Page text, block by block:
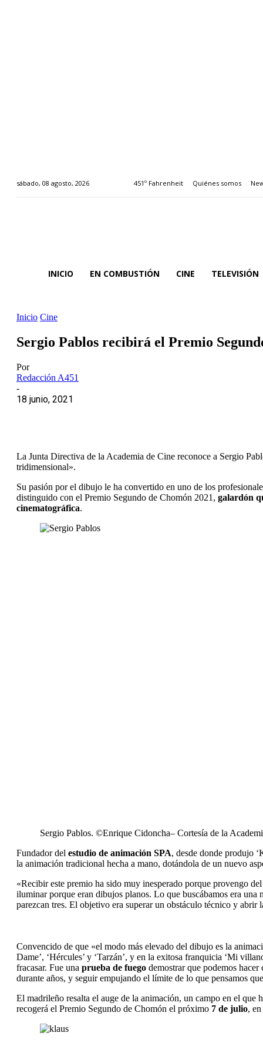
sábado, 08 agosto, 2026 451º Fahrenheit Quiénes somos
INICIO EN COMBUSTIÓN CINE TELEVISIÓN
Inicio Cine
Sergio Pablos recibirá el Premio
Por
Redacción A451
-
18 junio, 2021
La Junta Directiva de la Academia de Cine reconoce a Sergio
tridimensional».
Su pasión por el dibujo le ha convertido en uno de los
distinguido con el Premio Segundo de Chomón 2021, galardón
cinematográfica.
Sergio Pablos. ©Enrique Cidoncha– Cortesía de la
Fundador del estudio de animación SPA, desde donde produjo
la animación tradicional hecha a mano, dotándola de un nuevo
«Recibir este premio ha sido muy inesperado porque provengo
iluminar porque eran dibujos planos. Lo que buscábamos era una
parezcan tres. El objetivo era superar un obstáculo técnico y
Convencido de que «el modo más elevado del dibujo es la
Dame’, ‘Hércules’ y ‘Tarzán’, y en la exitosa franquicia ‘Mi
fracasar. Fue una prueba de fuego demostrar que podemos
durante años, y seguir empujando el límite de lo que pensamos
El madrileño resalta el auge de la animación, un campo en el que
recogerá el Premio Segundo de Chomón el próximo 7 de julio,